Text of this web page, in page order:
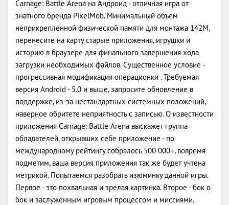
Carnage: Battle Arena на Андроид - отличная игра от
знатного бренда PixelMob. Минимальный объем
неприкрепленной физической памяти для монтажа 142M,
перенесите на карту старые приложения, игрушки и
историю в браузере для финального завершения хода
загрузки необходимых файлов. Существенное условие -
прогрессивная модификация операционки . Требуемая
версия Android - 5.0 и выше, запросите обновление в
поддержке, из-за нестандартных системных положений,
наверное обритете неприятность с записью. О известности
приложения Carnage: Battle Arena выскажет группа
обладателей, открывших себе приложение - по
международному рейтингу собралось 500 000+, вовремя
подметим, ваша версия приложения так же будет учтена
метрикой. Попытаемся разобрать изюминку данной игры.
Первое - это похвальная и зрелая картинка. Второе - бок о
бок и заслуженным игровым процессом и миссиями.